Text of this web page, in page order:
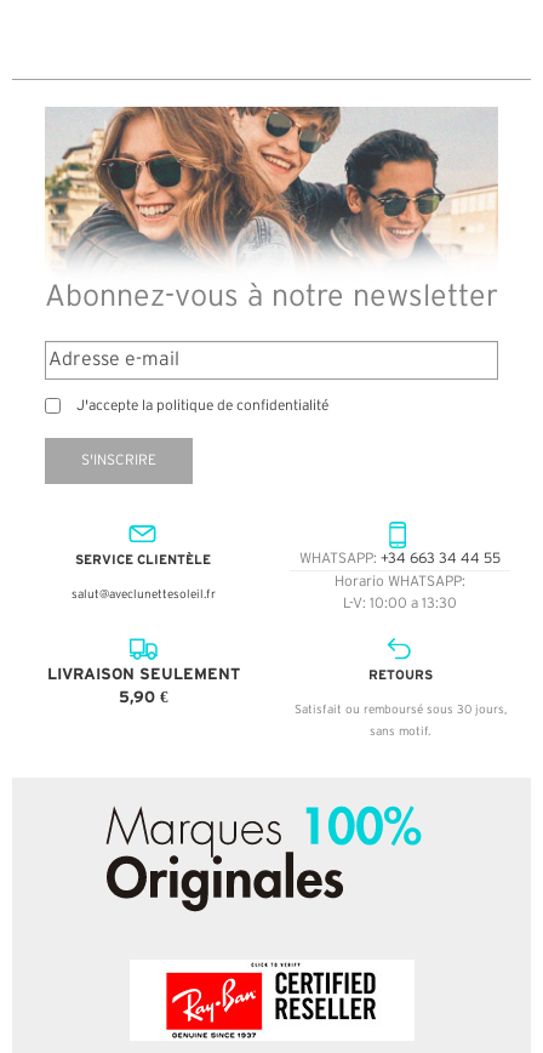
Abonnez-vous à notre newsletter
J'accepte la politique de confidentialité
S'INSCRIRE
SERVICE CLIENTÈLE
salut@aveclunettesoleil.fr
WHATSAPP: +34 663 34 44 55
Horario WHATSAPP:
L-V: 10:00 a 13:30
LIVRAISON SEULEMENT
5,90 €
RETOURS
Satisfait ou remboursé sous 30 jours,
sans motif.